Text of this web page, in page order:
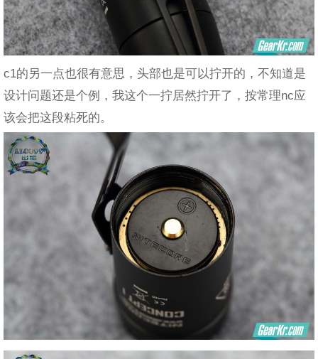
c1的另一点也很有意思，头部也是可以拧开的，不知道是
设计问题还是个例，我这个一拧居然拧开了，按常理nc应
该会把这段粘死的。